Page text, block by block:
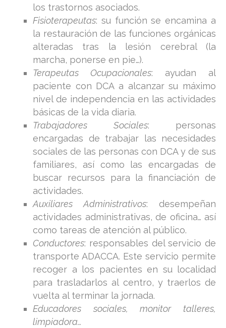
los trastornos asociados.
Fisioterapeutas: su función se encamina a
la restauración de las funciones orgánicas
alteradas tras la lesión cerebral (la
marcha, ponerse en pie…).
Terapeutas Ocupacionales: ayudan al
paciente con DCA a alcanzar su máximo
nivel de independencia en las actividades
básicas de la vida diaria.
Trabajadores Sociales: personas
encargadas de trabajar las necesidades
sociales de las personas con DCA y de sus
familiares, así como las encargadas de
buscar recursos para la financiación de
actividades.
Auxiliares Administrativos: desempeñan
actividades administrativas, de oficina… así
como tareas de atención al público.
Conductores: responsables del servicio de
transporte ADACCA. Este servicio permite
recoger a los pacientes en su localidad
para trasladarlos al centro, y traerlos de
vuelta al terminar la jornada.
Educadores sociales, monitor talleres,
limpiadora…